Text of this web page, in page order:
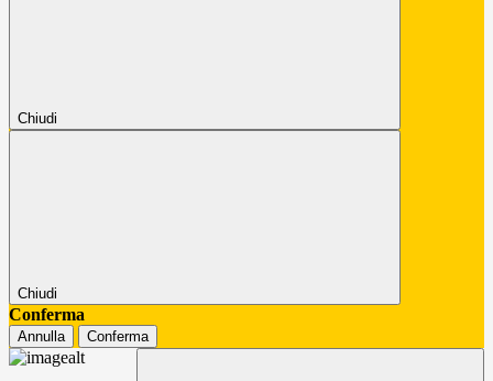
Chiudi
Chiudi
Conferma
Annulla Conferma